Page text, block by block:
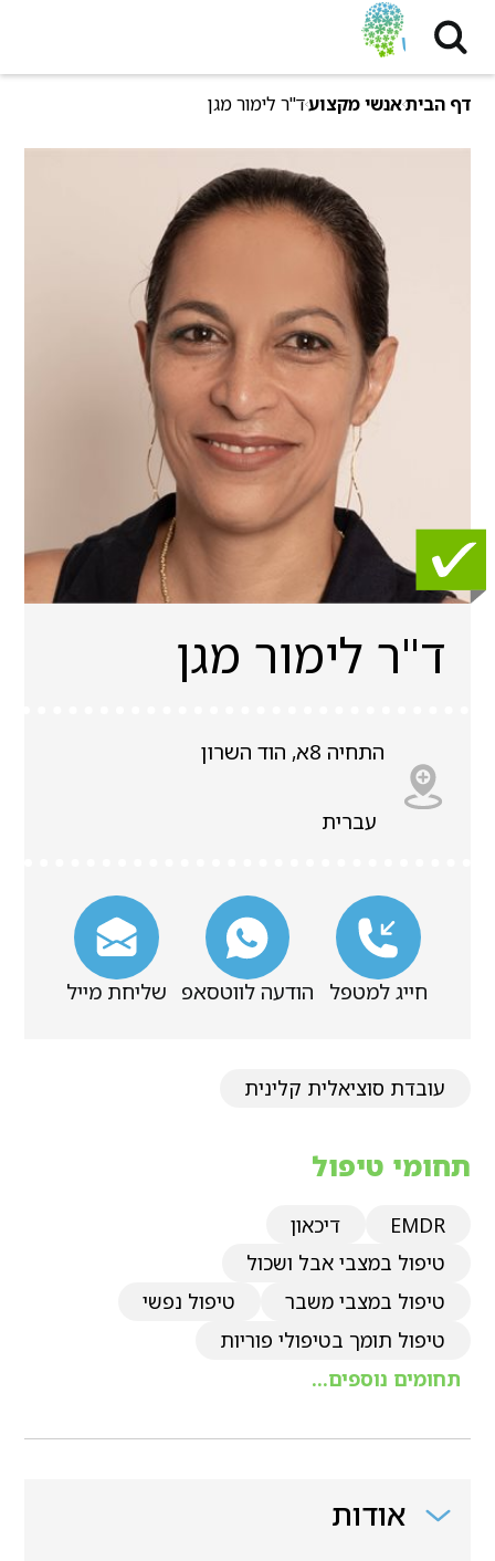
דף הביתאנשי מקצועד"ר לימור מגן
ד"ר לימור מגן
התחיה 8א, הוד השרון
עברית
חייג למטפל הודעה לווטסאפ שליחת מייל
עובדת סוציאלית קלינית
תחומי טיפול
EMDR
דיכאון
טיפול במצבי אבל ושכול
טיפול במצבי משבר
טיפול נפשי
טיפול תומך בטיפולי פוריות
תחומים נוספים...
אודות